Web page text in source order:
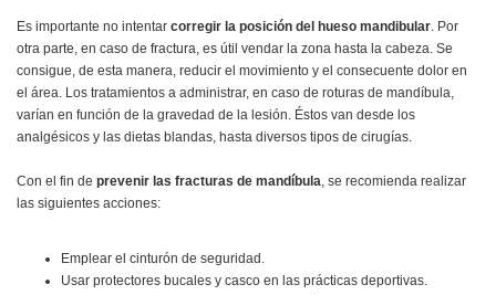
Es importante no intentar corregir la posición del hueso mandibular. Por
otra parte, en caso de fractura, es útil vendar la zona hasta la cabeza. Se
consigue, de esta manera, reducir el movimiento y el consecuente dolor en
el área. Los tratamientos a administrar, en caso de roturas de mandíbula,
varían en función de la gravedad de la lesión. Éstos van desde los
analgésicos y las dietas blandas, hasta diversos tipos de cirugías.
Con el fin de prevenir las fracturas de mandíbula, se recomienda realizar
las siguientes acciones:
Emplear el cinturón de seguridad.
Usar protectores bucales y casco en las prácticas deportivas.